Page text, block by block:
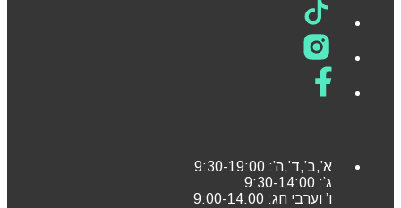
א’,ב’,ד’,ה’: 9:30-19:00
ג’: 9:30-14:00
ו’ וערבי חג: 9:00-14:00